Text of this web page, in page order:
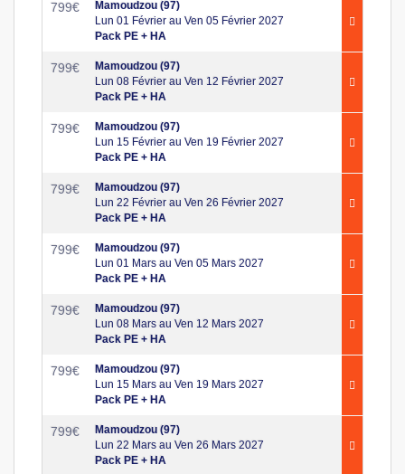
799€
Mamoudzou (97)
Lun 01 Février au Ven 05 Février 2027
Pack PE + HA
799€
Mamoudzou (97)
Lun 08 Février au Ven 12 Février 2027
Pack PE + HA
799€
Mamoudzou (97)
Lun 15 Février au Ven 19 Février 2027
Pack PE + HA
799€
Mamoudzou (97)
Lun 22 Février au Ven 26 Février 2027
Pack PE + HA
799€
Mamoudzou (97)
Lun 01 Mars au Ven 05 Mars 2027
Pack PE + HA
799€
Mamoudzou (97)
Lun 08 Mars au Ven 12 Mars 2027
Pack PE + HA
799€
Mamoudzou (97)
Lun 15 Mars au Ven 19 Mars 2027
Pack PE + HA
799€
Mamoudzou (97)
Lun 22 Mars au Ven 26 Mars 2027
Pack PE + HA